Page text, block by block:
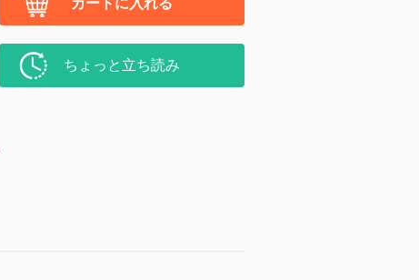
カートに入れる
ちょっと立ち読み